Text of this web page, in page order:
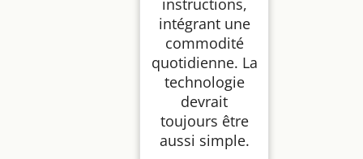
intégrant une
commodité
quotidienne. La
technologie
devrait
toujours être
aussi simple.